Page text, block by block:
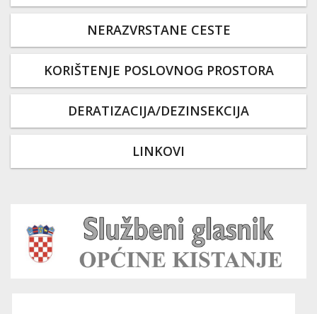
NERAZVRSTANE CESTE
KORIŠTENJE POSLOVNOG PROSTORA
DERATIZACIJA/DEZINSEKCIJA
LINKOVI